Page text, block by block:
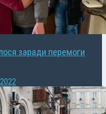
заради перемоги